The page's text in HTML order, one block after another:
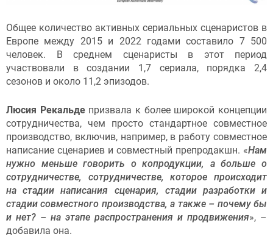
Общее количество активных сериальных сценаристов в
Европе между 2015 и 2022 годами составило 7 500
человек. В среднем сценаристы в этот период
участвовали в создании 1,7 сериала, порядка 2,4
сезонов и около 11,2 эпизодов.
Люсия Рекальдепризвала к более широкой концепции
сотрудничества, чем просто стандартное совместное
производство, включив, например, в работу совместное
написание сценариев и совместный препродакшн. «Нам
нужно меньше говорить о копродукции, а больше о
сотрудничестве, сотрудничестве, которое происходит
на стадии написания сценария, стадии разработки и
стадии совместного производства, а также – почему бы
и нет? – на этапе распространения и продвижения», –
добавила она.